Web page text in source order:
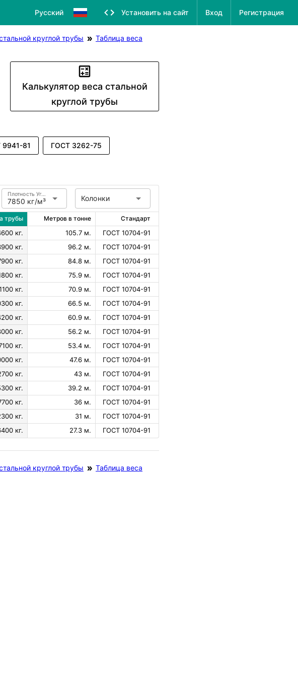
Русский Установить на сайт Вход Регистрация
круглой трубы
Таблица веса
Калькулятор веса стальной
круглой трубы
81 ГОСТ 3262-75
7850 кг/м³
Плотность Углеродистая сталь Колонки
трубы Метров в тонне Стандарт
кг. 105.7 м.
ГОСТ 10704-91
кг. 96.2 м.
ГОСТ 10704-91
кг. 84.8 м.
ГОСТ 10704-91
кг. 75.9 м.
ГОСТ 10704-91
кг. 70.9 м.
ГОСТ 10704-91
кг. 66.5 м.
ГОСТ 10704-91
кг. 60.9 м.
ГОСТ 10704-91
кг. 56.2 м.
ГОСТ 10704-91
кг. 53.4 м.
ГОСТ 10704-91
кг. 47.6 м.
ГОСТ 10704-91
кг. 43 м.
ГОСТ 10704-91
кг. 39.2 м.
ГОСТ 10704-91
кг. 36 м.
ГОСТ 10704-91
кг. 31 м.
ГОСТ 10704-91
кг. 27.3 м. ГОСТ 10704-91
круглой трубы
Таблица веса